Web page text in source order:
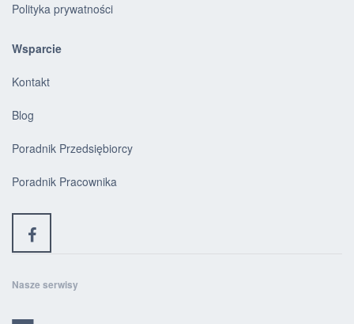
Polityka prywatności
Wsparcie
Kontakt
Blog
Poradnik Przedsiębiorcy
Poradnik Pracownika
Nasze serwisy